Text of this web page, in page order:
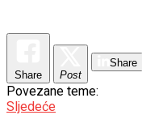
Share Post
Share
Povezane teme:
Sljedeće